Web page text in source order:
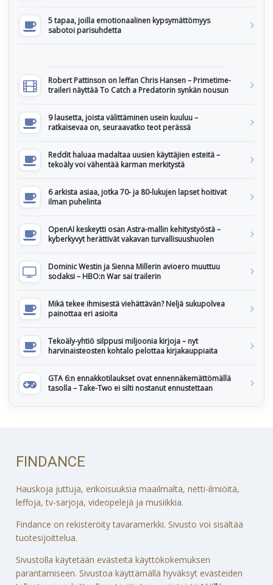
5 tapaa, joilla emotionaalinen kypsymättömyys
sabotoi parisuhdetta
Robert Pattinson on leffan Chris Hansen – Primetime-
traileri näyttää To Catch a Predatorin synkän nousun
9 lausetta, joista välittäminen usein kuuluu –
ratkaisevaa on, seuraavatko teot perässä
Reddit haluaa madaltaa uusien käyttäjien esteitä –
tekoäly voi vähentää karman merkitystä
6 arkista asiaa, jotka 70- ja 80-lukujen lapset hoitivat
ilman puhelinta
OpenAI keskeytti osan Astra-mallin kehitystyöstä –
kyberkyvyt herättivät vakavan turvallisuushuolen
Dominic Westin ja Sienna Millerin avioero muuttuu
sodaksi – HBO:n War sai trailerin
Mikä tekee ihmisestä viehättävän? Neljä sukupolvea
painottaa eri asioita
Tekoäly-yhtiö silppusi miljoonia kirjoja – nyt
harvinaisteosten kohtalo pelottaa kirjakauppiaita
GTA 6:n ennakkotilaukset ovat ennennäkemättömällä
tasolla – Take-Two ei silti nostanut ennustettaan
FINDANCE
Hauskoja juttuja, erikoisuuksia maailmalta, netti-ilmiöitä,
leffoja, tv-sarjoja, videopelejä ja musiikkia.
Findance on rekisteröity tavaramerkki. Sivusto voi sisältää
tuotesijoittelua.
Sivustolla käytetään evästeitä käyttökokemuksen
parantamiseen. Sivustoa käyttämällä hyväksyt evästeiden